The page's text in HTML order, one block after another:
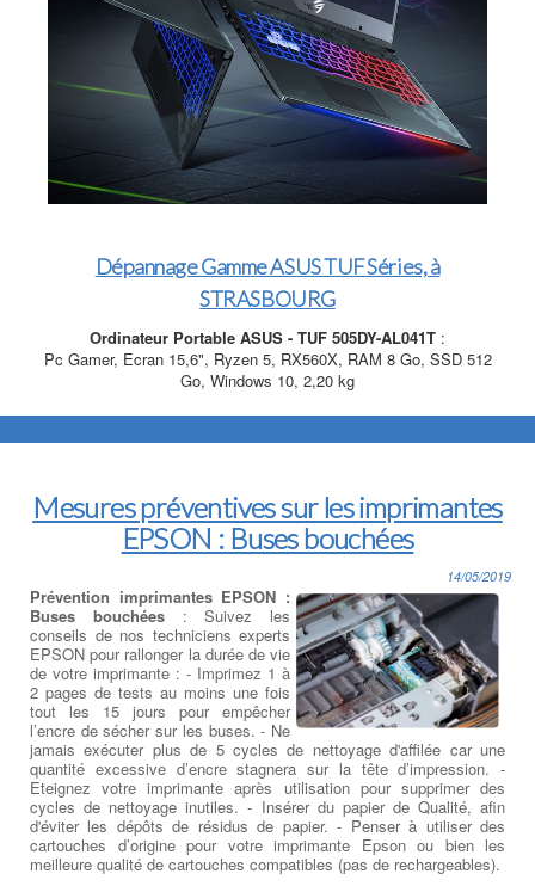
Dépannage Gamme ASUS TUF Séries, à
STRASBOURG
Ordinateur Portable ASUS - TUF 505DY-AL041T :
Pc Gamer, Ecran 15,6", Ryzen 5, RX560X, RAM 8 Go, SSD 512
Go, Windows 10, 2,20 kg
Mesures préventives sur les imprimantes
EPSON : Buses bouchées
14/05/2019
Prévention imprimantes EPSON :
Buses bouchées: Suivez les
conseils de nos techniciens experts
EPSON pour rallonger la durée de vie
de votre imprimante : - Imprimez 1 à
2 pages de tests au moins une fois
tout les 15 jours pour empêcher
l’encre de sécher sur les buses. - Ne
jamais exécuter plus de 5 cycles de nettoyage d'affilée car une
quantité excessive d’encre stagnera sur la tête d’impression. -
Eteignez votre imprimante après utilisation pour supprimer des
cycles de nettoyage inutiles. - Insérer du papier de Qualité, afin
d'éviter les dépôts de résidus de papier. - Penser à utiliser des
cartouches d’origine pour votre imprimante Epson ou bien les
meilleure qualité de cartouches compatibles (pas de rechargeables).